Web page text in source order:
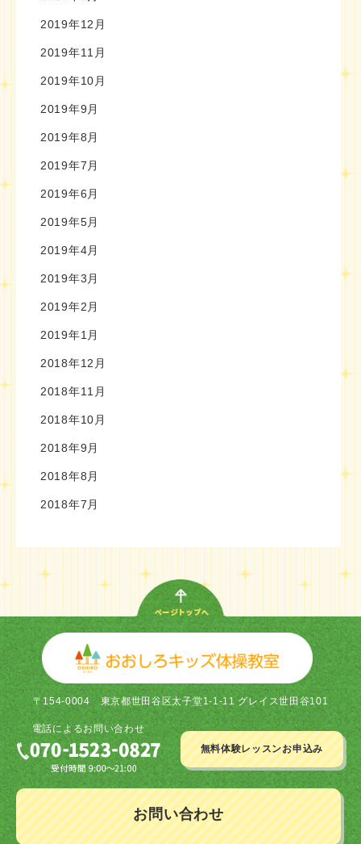
2019年12月
2019年11月
2019年10月
2019年9月
2019年8月
2019年7月
2019年6月
2019年5月
2019年4月
2019年3月
2019年2月
2019年1月
2018年12月
2018年11月
2018年10月
2018年9月
2018年8月
2018年7月
〒154-0004東京都世田谷区太子堂1-1-11 グレイス世田谷101
電話によるお問い合わせ
無料体験レッスンお申込み
お問い合わせ